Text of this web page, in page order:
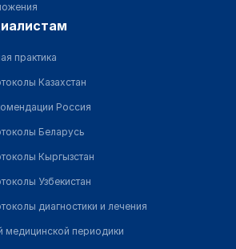
практика
Казахстан
Россия
Беларусь
Кыргызстан
Узбекистан
диагностики и лечения
периодики